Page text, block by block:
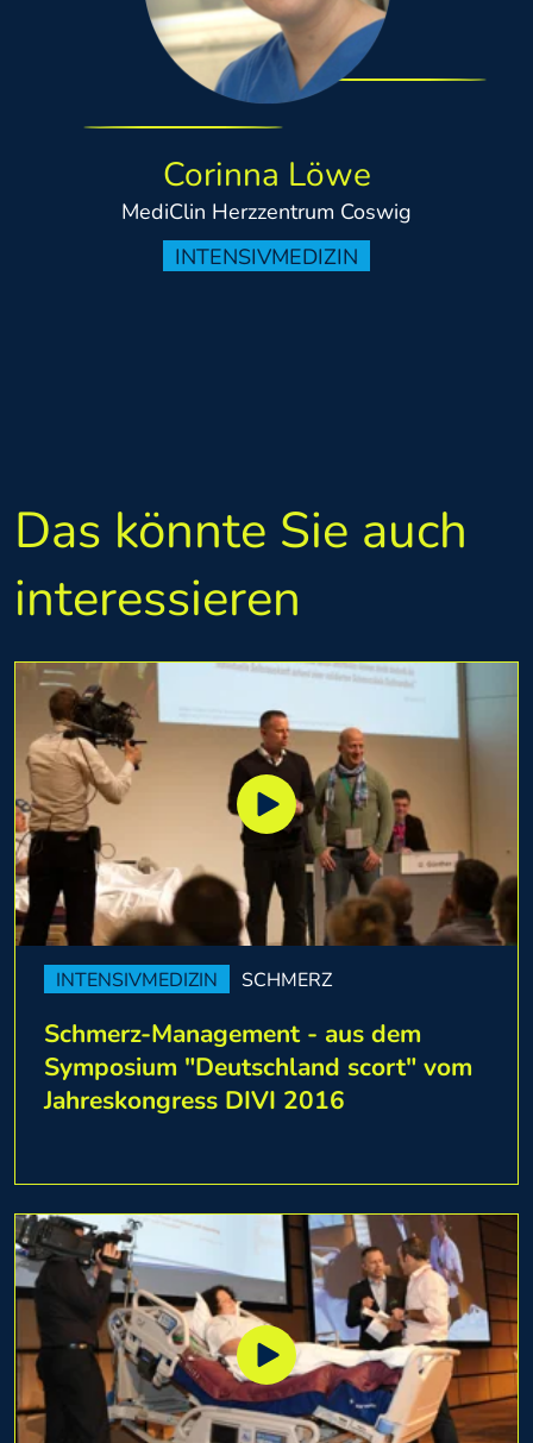
Corinna Löwe
MediClin Herzzentrum Coswig
INTENSIVMEDIZIN
Das könnte Sie auch
interessieren
INTENSIVMEDIZIN SCHMERZ
Schmerz-Management - aus dem
Symposium "Deutschland scort" vom
Jahreskongress DIVI 2016